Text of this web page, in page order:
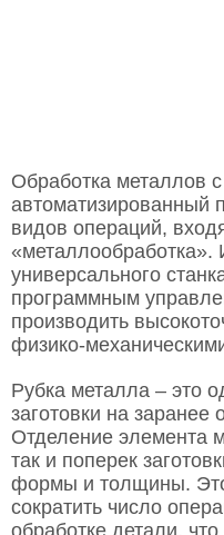
Обработка металлов
автоматизированный
видов операций,
«металлообработка».
универсального
программным
производить
физико-
Рубка металла – это
заготовки на
Отделение элемента
так и поперек
формы и толщины.
сократить число
обработке детали,